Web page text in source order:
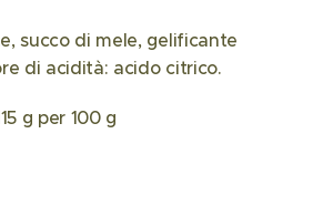
succo di mele, gelificante
di acidità: acido citrico.
g per 100 g